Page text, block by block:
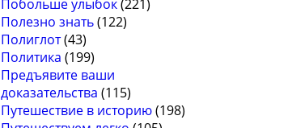
Побольше улыбок(221)
Полезно знать(122)
Полиглот(43)
Политика (199)
Предъявите ваши
доказательства (115)
Путешествие в историю(198)